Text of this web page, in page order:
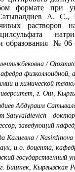
формате при
А. С.,
растворов
образования № 06
/
физколлоидной,
и химической
г. Ош,
Абдураим
Satyvaldievich -
заведующий
Калиевна /
и.о. доцента,
государственный
Бишкек, Кыргызская